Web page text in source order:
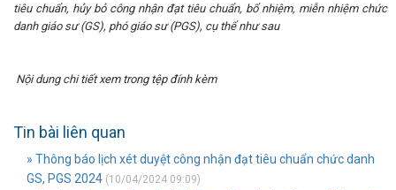
tiêu chuẩn, hủy bỏ công nhận đạt tiêu chuẩn, bổ nhiệm, miễn nhiệm chức
danh giáo sư (GS), phó giáo sư (PGS), cụ thể như sau
Nội dung chi tiết xem trong tệp đính kèm
Tin bài liên quan
» Thông báo lịch xét duyệt công nhận đạt tiêu chuẩn chức danh
GS, PGS 2024 (10/04/2024 09:09)